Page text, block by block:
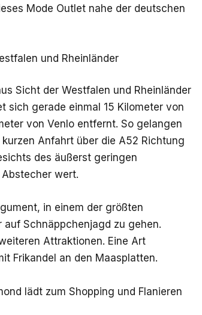
Mode Outlet nahe der deutschen
und Rheinländer
Sicht der Westfalen und Rheinländer
sich gerade einmal 15 Kilometer von
von Venlo entfernt. So gelangen
Anfahrt über die A52 Richtung
des äußerst geringen
wert.
in einem der größten
auf Schnäppchenjagd zu gehen.
Attraktionen. Eine Art
Frikandel an den Maasplatten.
lädt zum Shopping und Flanieren